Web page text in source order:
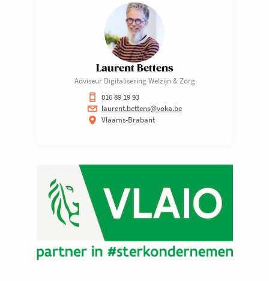
Laurent Bettens
Adviseur Digitalisering Welzijn & Zorg
016 89 19 93
laurent.bettens@voka.be
Vlaams-Brabant